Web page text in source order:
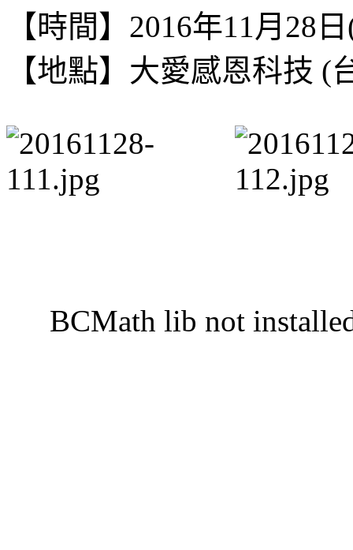
【時間】2016年11月28
【地點】 大愛感恩科技 (
BCMath lib not